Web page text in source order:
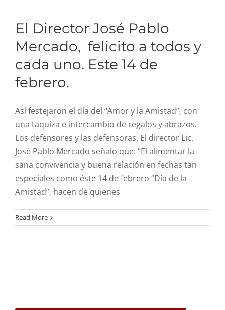
Comité de ética
Aviso de privacidad
SIDP
El Director José Pablo
Mercado, felicito a todos y
cada uno. Este 14 de
febrero.
Así festejaron el día del “Amor y la Amistad”, con
una taquiza e intercambio de regalos y abrazos.
Los defensores y las defensoras. El director Lic.
José Pablo Mercado señalo que: “El alimentar la
sana convivencia y buena relación en fechas tan
especiales como éste 14 de febrero “Día de la
Amistad”, hacen de quienes
Read More